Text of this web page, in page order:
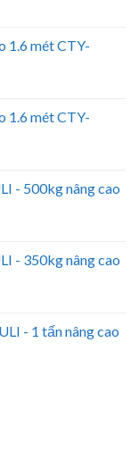
1.6 mét CTY-
1.6 mét CTY-
- 500kg nâng cao
- 350kg nâng cao
- 1 tấn nâng cao